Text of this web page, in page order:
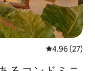
レビュー27
4.96 (27)